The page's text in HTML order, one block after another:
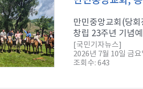
만민중앙교회(당
창립 23주년 기념
[국민기자뉴스]
2026년 7월 10일 금요
조회수: 643